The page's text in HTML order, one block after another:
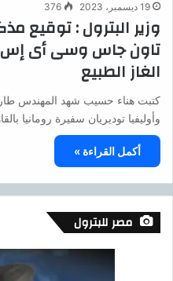
19 ديسمبر، 2023 376
وزير البترول : توقيع
تاون جاس وسى أى إس
الغاز الطبيع
كتبت هناء حسيب شهد المهندس طارق
وأوليفيا توديريان سفيرة رومانيا
أكمل القراءة »
مصر للبترول